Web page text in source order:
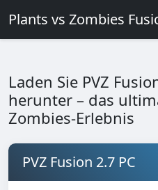
Plants vs Zombies
Laden Sie PVZ
herunter – das
Zombies-Erlebnis
PVZ Fusion 2.7 PC